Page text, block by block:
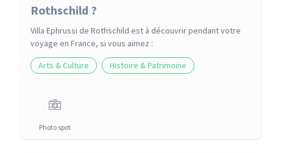
Rothschild ?
Villa Ephrussi de Rothschild est à découvrir pendant votre
voyage en France, si vous aimez :
Arts & Culture
Histoire & Patrimoine
Photo spot